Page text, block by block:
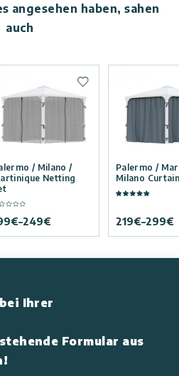
angesehen haben, sahen
auch
hinzufügen
/ Milano /
Netting
€–249€
Zur Wunschliste
Palermo /
Milano
219€–299€
Ihrer
Formular aus